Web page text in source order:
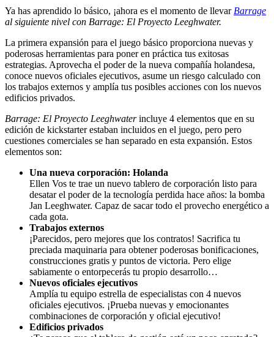
Ya has aprendido lo básico, ¡ahora es el momento de llevar Barrage
al siguiente nivel con Barrage: El Proyecto Leeghwater.
La primera expansión para el juego básico proporciona nuevas y
poderosas herramientas para poner en práctica tus exitosas
estrategias. Aprovecha el poder de la nueva compañía holandesa,
conoce nuevos oficiales ejecutivos, asume un riesgo calculado con
los trabajos externos y amplía tus posibles acciones con los nuevos
edificios privados.
Barrage: El Proyecto Leeghwaterincluye 4 elementos que en su
edición de kickstarter estaban incluidos en el juego, pero pero
cuestiones comerciales se han separado en esta expansión. Estos
elementos son:
Una nueva corporación: Holanda
Ellen Vos te trae un nuevo tablero de corporación listo para
desatar el poder de la tecnología perdida hace años: la bomba
Jan Leeghwater. Capaz de sacar todo el provecho energético a
cada gota.
Trabajos externos
¡Parecidos, pero mejores que los contratos! Sacrifica tu
preciada maquinaria para obtener poderosas bonificaciones,
construcciones gratis y puntos de victoria. Pero elige
sabiamente o entorpecerás tu propio desarrollo…
Nuevos oficiales ejecutivos
Amplía tu equipo estrella de especialistas con 4 nuevos
oficiales ejecutivos. ¡Prueba nuevas y emocionantes
combinaciones de corporación y oficial ejecutivo!
Edificios privados